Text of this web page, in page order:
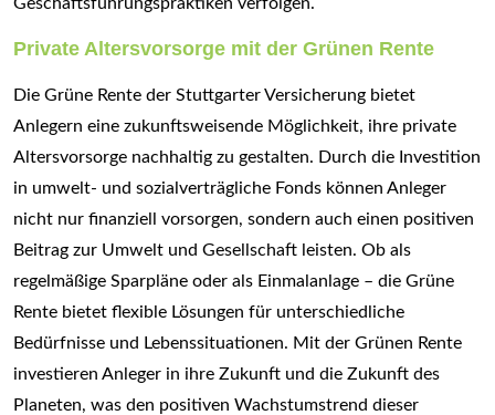
Private Altersvorsorge mit der Grünen Rente
Die Grüne Rente der Stuttgarter Versicherung bietet
Anlegern eine zukunftsweisende Möglichkeit, ihre private
Altersvorsorge nachhaltig zu gestalten. Durch die Investition
in umwelt- und sozialverträgliche Fonds können Anleger
nicht nur finanziell vorsorgen, sondern auch einen positiven
Beitrag zur Umwelt und Gesellschaft leisten. Ob als
regelmäßige Sparpläne oder als Einmalanlage – die Grüne
Rente bietet flexible Lösungen für unterschiedliche
Bedürfnisse und Lebenssituationen. Mit der Grünen Rente
investieren Anleger in ihre Zukunft und die Zukunft des
Planeten, was den positiven Wachstumstrend dieser